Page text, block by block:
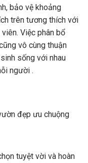
bảo vệ khoảng
trên tương thích với
Việc phân bổ
vô cùng thuận
sống với nhau
người .
tuyệt vời và hoàn